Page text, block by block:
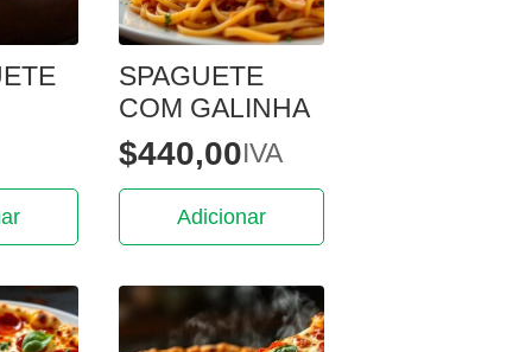
SPAGUETE
COM GALINHA
$440,00IVA
Adicionar